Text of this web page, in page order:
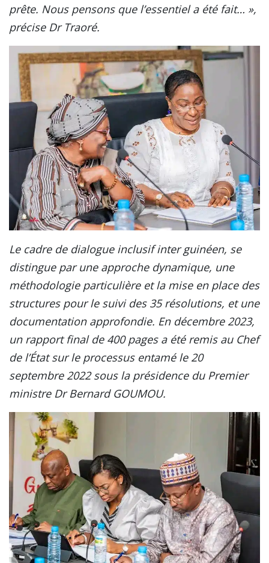
prête. Nous pensons que l’essentiel a été fait… »,
précise Dr Traoré.
Le cadre de dialogue inclusif inter guinéen, se
distingue par une approche dynamique, une
méthodologie particulière et la mise en place des
structures pour le suivi des 35 résolutions, et une
documentation approfondie. En décembre 2023,
un rapport final de 400 pages a été remis au Chef
de l’État sur le processus entamé le 20
septembre 2022 sous la présidence du Premier
ministre Dr Bernard GOUMOU.